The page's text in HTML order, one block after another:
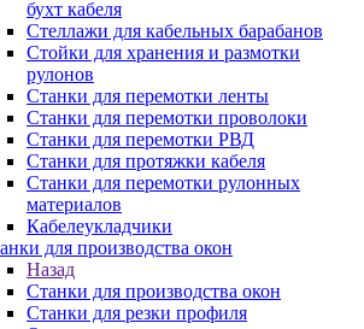
бухт кабеля
Стеллажи для кабельных барабанов
Стойки для хранения и размотки
рулонов
Станки для перемотки ленты
Станки для перемотки проволоки
Станки для перемотки РВД
Станки для протяжки кабеля
Станки для перемотки рулонных
материалов
Кабелеукладчики
для производства окон
Назад
Станки для производства окон
Станки для резки профиля